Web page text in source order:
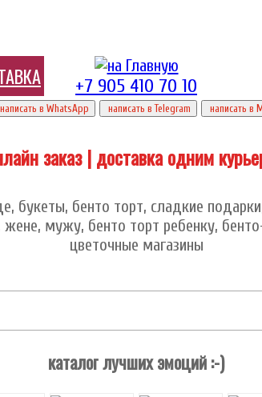
+7 905 410 70 10
написать в WhatsApp написать в Telegram написать в
заказ | доставка одним
букеты, бенто торт, сладкие
мужу, бенто торт ребенку,
цветочные магазины
каталог лучших эмоций :-)